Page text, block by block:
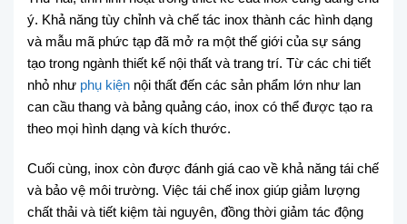
ý. Khả năng tùy chỉnh và chế tác inox thành các hình dạng
và mẫu mã phức tạp đã mở ra một thế giới của sự sáng
tạo trong ngành thiết kế nội thất và trang trí. Từ các chi tiết
nhỏ như phụ kiện nội thất đến các sản phẩm lớn như lan
can cầu thang và bảng quảng cáo, inox có thể được tạo ra
theo mọi hình dạng và kích thước.
Cuối cùng, inox còn được đánh giá cao về khả năng tái chế
và bảo vệ môi trường. Việc tái chế inox giúp giảm lượng
chất thải và tiết kiệm tài nguyên, đồng thời giảm tác động